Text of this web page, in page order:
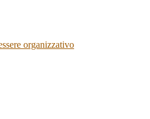
organizzativo